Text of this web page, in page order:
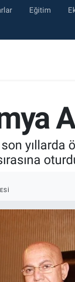
Eğitim
yıllarda